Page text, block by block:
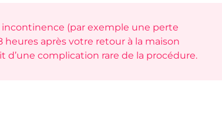
incontinence (par exemple une perte
après votre retour à la maison
d’une complication rare de la procédure.